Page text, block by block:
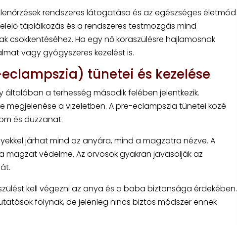
rendszeres látogatása és az egészséges életmód
táplálkozás és a rendszeres testmozgás mind
csökkentéséhez. Ha egy nő koraszülésre hajlamosnak
vagy gyógyszeres kezelést is.
tünetei és kezelése
a terhesség második felében jelentkezik.
megjelenése a vizeletben. A pre-eclampszia tünetei közé
és duzzanat.
járhat mind az anyára, mind a magzatra nézve. A
magzat védelme. Az orvosok gyakran javasolják az
kell végezni az anya és a baba biztonsága érdekében.
folynak, de jelenleg nincs biztos módszer ennek